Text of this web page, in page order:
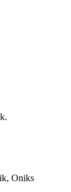
Oniks